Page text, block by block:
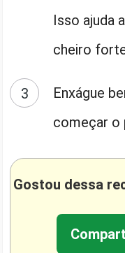
Isso ajuda
cheiro
Enxágue
começar o
Gostou dessa